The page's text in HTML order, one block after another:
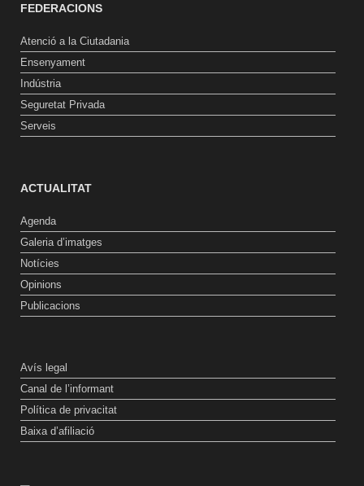
FEDERACIONS
Atenció a la Ciutadania
Ensenyament
Indústria
Seguretat Privada
Serveis
ACTUALITAT
Agenda
Galeria d’imatges
Notícies
Opinions
Publicacions
Avís legal
Canal de l’informant
Política de privacitat
Baixa d’afiliació